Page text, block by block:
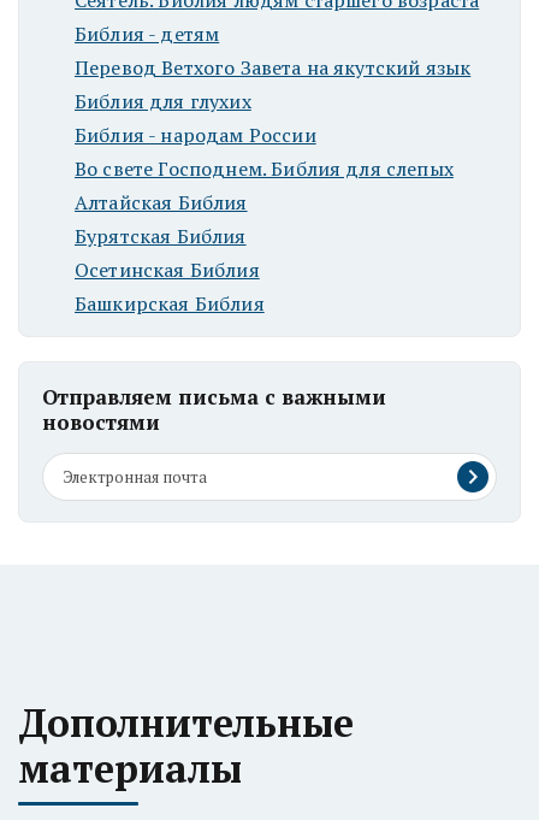
Библия - детям
Перевод Ветхого Завета на якутский язык
Библия для глухих
Библия - народам России
Во свете Господнем. Библия для слепых
Алтайская Библия
Бурятская Библия
Осетинская Библия
Башкирская Библия
Отправляем письма с важными
новостями
Дополнительные
материалы